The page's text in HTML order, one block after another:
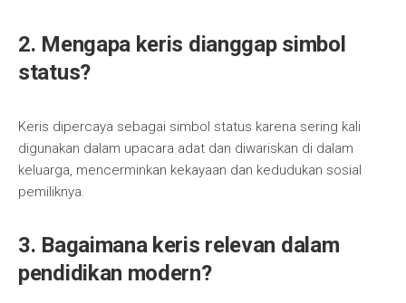
2. Mengapa keris dianggap simbol
status?
Keris dipercaya sebagai simbol status karena sering kali
digunakan dalam upacara adat dan diwariskan di dalam
keluarga, mencerminkan kekayaan dan kedudukan sosial
pemiliknya.
3. Bagaimana keris relevan dalam
pendidikan modern?